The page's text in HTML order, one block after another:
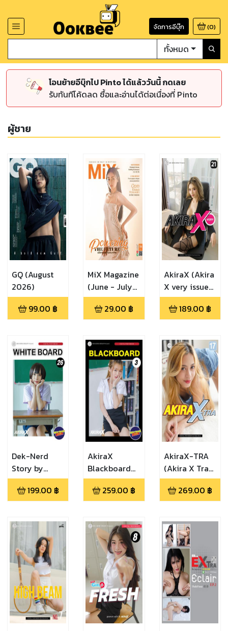
จัดการอีบุ๊ก (0)
ทั้งหมด
โอนย้ายอีบุ๊กไป Pinto ได้แล้ววันนี้ กดเลย
รับทันทีโค้ดลด ซื้อและอ่านได้ต่อเนื่องที่ Pinto
ผู้ชาย
GQ (August
2026)
99.00 ฿
MiX Magazine
(June - July
2024)
29.00 ฿
AkiraX (Akira
X very issue
21)
189.00 ฿
Dek-Nerd
Story by
AkiraX
(Whiteboard
issue 26)
199.00 ฿
AkiraX
Blackboard
(Blackboard
issue 3)
259.00 ฿
AkiraX-TRA
(Akira X Tra
17)
269.00 ฿